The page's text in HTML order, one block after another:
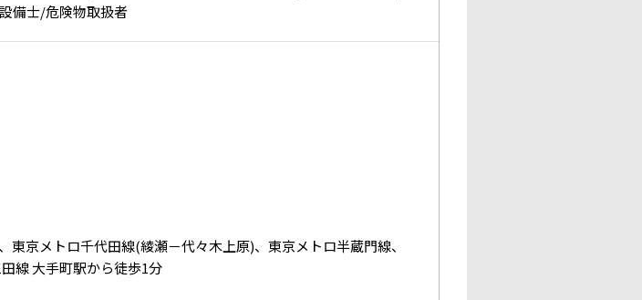
備士/危険物取扱者
東京メトロ千代田線(綾瀬－代々木上原)、東京メトロ半蔵門線、
線 大手町駅から徒歩1分